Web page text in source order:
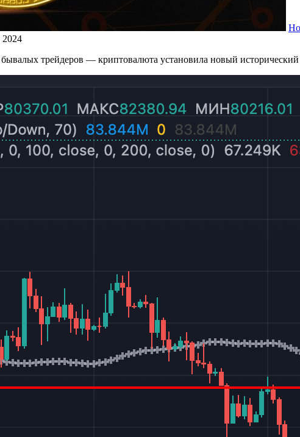
2024
трейдеров — криптовалюта установила новый